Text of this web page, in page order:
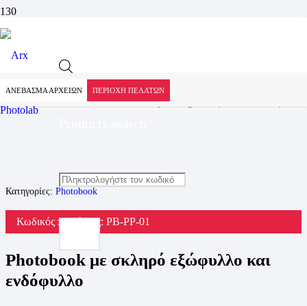
ΑΝΕΒΑΣΜΑ ΑΡΧΕΙΩΝ ΠΕΡΙΟΧΗ ΠΕΛΑΤΩΝ
Προϊόν
Photobook με σκληρό εξώφυλλο και ενδόφυλλο
Κατηγορίες: Photobook
Κωδικός προϊόντος: PB-PP-01
Photobook με σκληρό εξώφυλλο και
ενδόφυλλο